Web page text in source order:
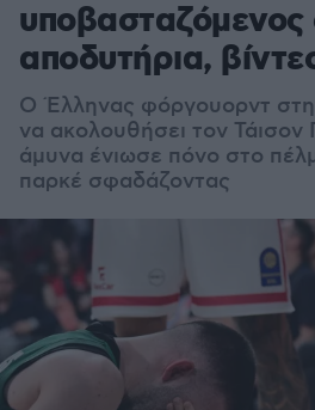
υποβασταζόμενος
αποδυτήρια,
Ο Έλληνας φόργουορντ
να ακολουθήσει τον Τάισον
άμυνα ένιωσε πόνο στο
παρκέ σφαδάζοντας